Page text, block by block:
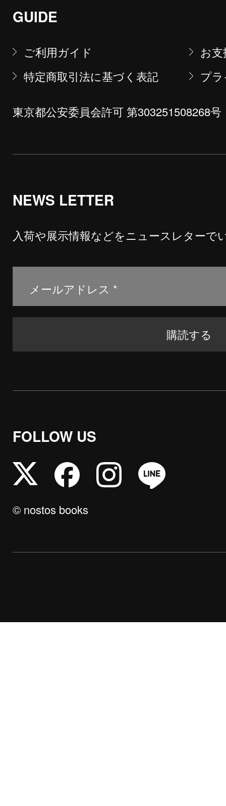
GUIDE
ご利用ガイド
お
特定商取引法に基づく表記
プ
東京都公安委員会許可 第303251508268号
NEWS LETTER
入荷や展示情報などをニュースレターで
FOLLOW US
© nostos books